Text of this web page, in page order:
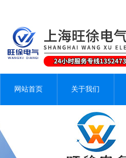
网站首页 关于我们